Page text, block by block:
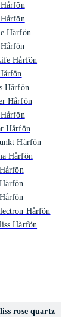
Hårfön
Hårfön
Hårfön
Hårfön
Hårfön
Hårfön
Hårfön
Hårfön
Hårfön
rose quartz